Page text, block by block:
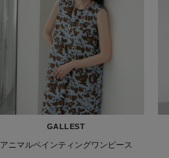
GALLEST
アニマルペインティングワンピース